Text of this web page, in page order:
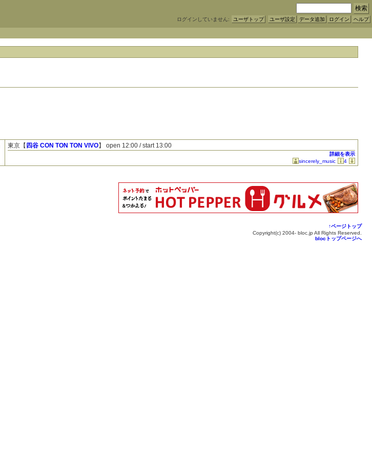
ログインしていません: ユーザトップ ユーザ設定 データ追加 ログイン ヘルプ
東京【 四谷 CON TON TON VIVO】 open 12:00 / start 13:00
詳細を表示
sincerely_music
4
↑ページトップ
Copyright(c) 2004- bloc.jp All Rights Reserved.
blocトップページへ